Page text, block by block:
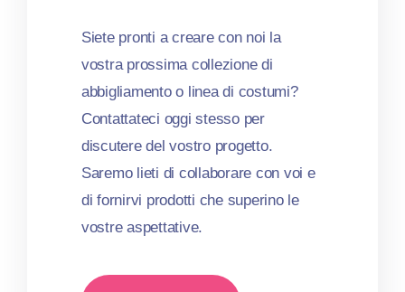
Siete pronti a creare con noi la
vostra prossima collezione di
abbigliamento o linea di costumi?
Contattateci oggi stesso per
discutere del vostro progetto.
Saremo lieti di collaborare con voi e
di fornirvi prodotti che superino le
vostre aspettative.